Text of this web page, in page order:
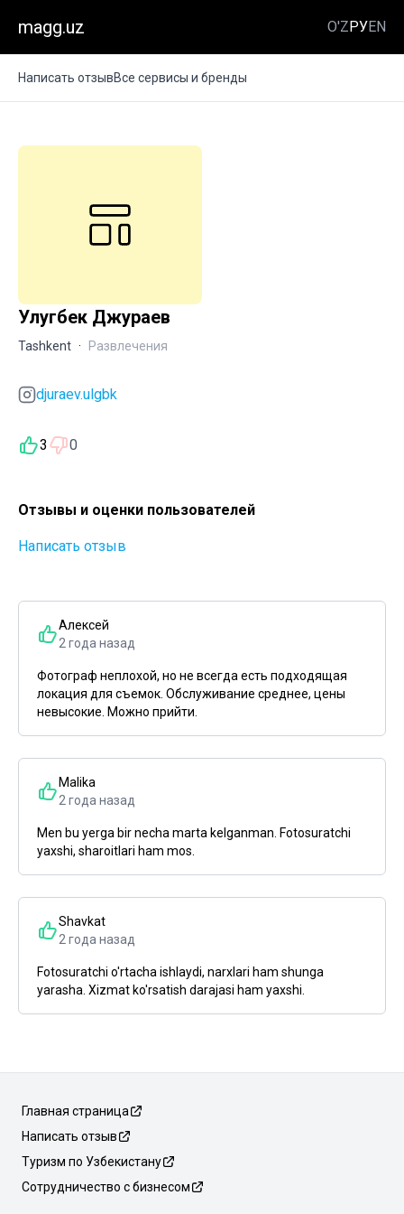
magg.uz O'ZРУEN
Написать отзывВсе сервисы и бренды
Улугбек Джураев
Tashkent · Развлечения
djuraev.ulgbk
3 0
Отзывы и оценки пользователей
Написать отзыв
Алексей
2 года назад
Фотограф неплохой, но не всегда есть подходящая
локация для съемок. Обслуживание среднее, цены
невысокие. Можно прийти.
Malika
2 года назад
Men bu yerga bir necha marta kelganman. Fotosuratchi
yaxshi, sharoitlari ham mos.
Shavkat
2 года назад
Fotosuratchi o'rtacha ishlaydi, narxlari ham shunga
yarasha. Xizmat ko'rsatish darajasi ham yaxshi.
Главная страница
Написать отзыв
Туризм по Узбекистану
Сотрудничество с бизнесом